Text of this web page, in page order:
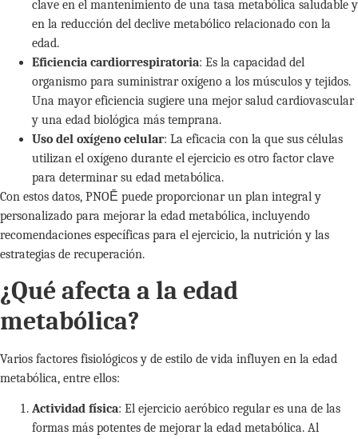
clave en el mantenimiento de una tasa metabólica saludable y
en la reducción del declive metabólico relacionado con la
edad.
Eficiencia cardiorrespiratoria: Es la capacidad del
organismo para suministrar oxígeno a los músculos y tejidos.
Una mayor eficiencia sugiere una mejor salud cardiovascular
y una edad biológica más temprana.
Uso del oxígeno celular: La eficacia con la que sus células
utilizan el oxígeno durante el ejercicio es otro factor clave
para determinar su edad metabólica.
Con estos datos, PNOĒ puede proporcionar un plan integral y
personalizado para mejorar la edad metabólica, incluyendo
recomendaciones específicas para el ejercicio, la nutrición y las
estrategias de recuperación.
¿Qué afecta a la edad
metabólica?
Varios factores fisiológicos y de estilo de vida influyen en la edad
metabólica, entre ellos:
Actividad física: El ejercicio aeróbico regular es una de las
formas más potentes de mejorar la edad metabólica. Al